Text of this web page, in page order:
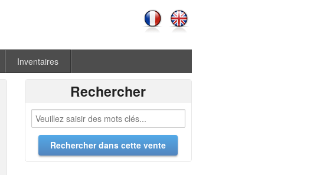
Inventaires
Rechercher